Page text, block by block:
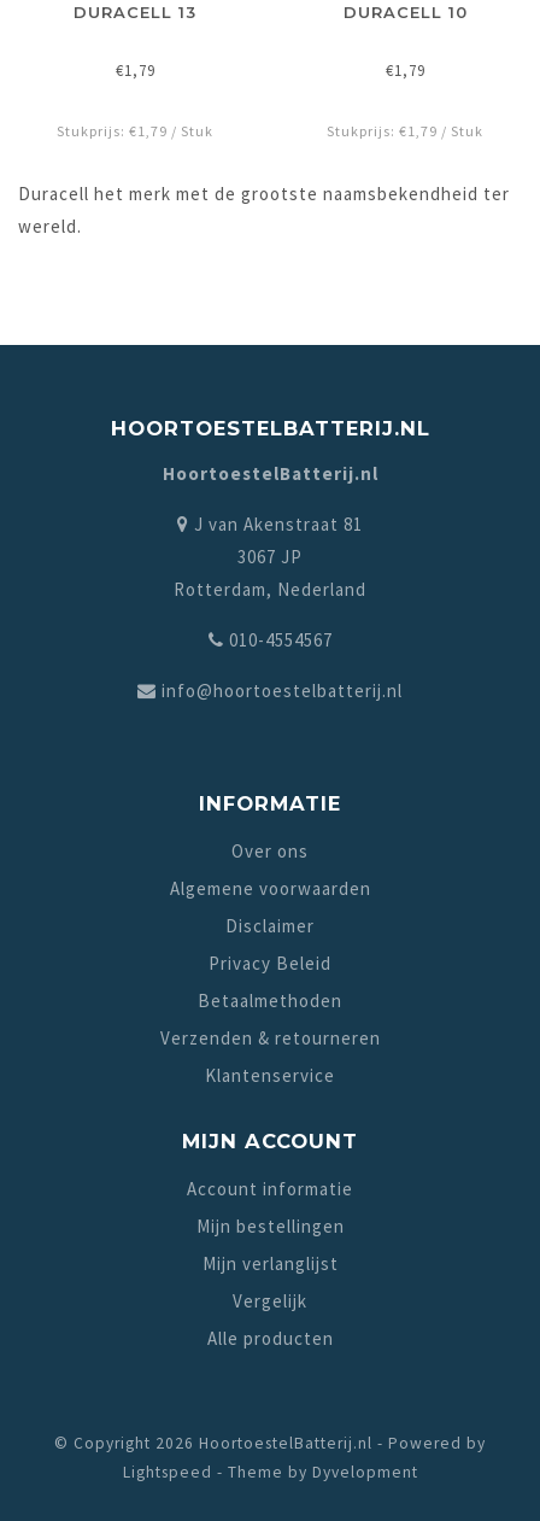
DURACELL 13
€1,79
Stukprijs: €1,79 / Stuk
DURACELL 10
€1,79
Stukprijs: €1,79 / Stuk
Duracell het merk met de grootste naamsbekendheid ter
wereld.
HOORTOESTELBATTERIJ.NL
HoortoestelBatterij.nl
J van Akenstraat 81
3067 JP
Rotterdam, Nederland
010-4554567
info@hoortoestelbatterij.nl
INFORMATIE
Over ons
Algemene voorwaarden
Disclaimer
Privacy Beleid
Betaalmethoden
Verzenden & retourneren
Klantenservice
MIJN ACCOUNT
Account informatie
Mijn bestellingen
Mijn verlanglijst
Vergelijk
Alle producten
© Copyright 2026 HoortoestelBatterij.nl - Powered by
Lightspeed - Theme by Dyvelopment